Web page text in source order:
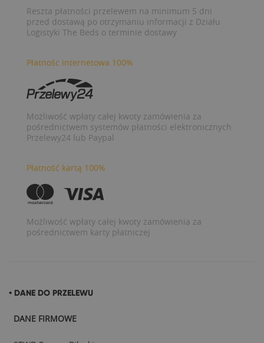
Reszta płatności przelewem na minimum 5 dni
przed dostawą po otrzymaniu informacji z Działu
Logistyki The Beds o terminie dostawy
Płatnośc internetowa 100%
Możliwość wpłaty całej kwoty zamówienia za
pośrednictwem systemów płatności elektronicznych
Przelewy24 lub Paypal
Płatność kartą 100%
Możliwość wpłaty całej kwoty zamówienia za
pośrednictwem karty płatniczej
• DANE DO PRZELEWU
DANE FIRMOWE